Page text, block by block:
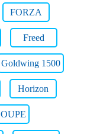
FORZA
Freed
Goldwing 1500
Horizon